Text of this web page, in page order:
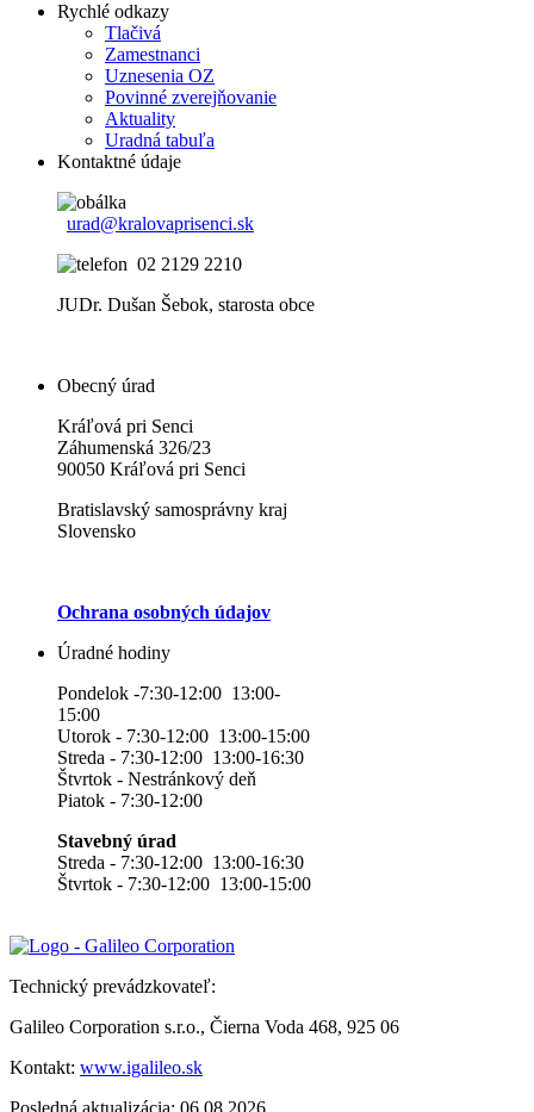
Rychlé odkazy
Tlačivá
Zamestnanci
Uznesenia OZ
Povinné zverejňovanie
Aktuality
Uradná tabuľa
Kontaktné údaje
urad@kralovaprisenci.sk
02 2129 2210
JUDr. Dušan Šebok, starosta obce
Obecný úrad
Kráľová pri Senci
Záhumenská 326/23
90050 Kráľová pri Senci
Bratislavský samosprávny kraj
Slovensko
Ochrana osobných údajov
Úradné hodiny
Pondelok -7:30-12:00 13:00-
15:00
Utorok - 7:30-12:00 13:00-15:00
Streda - 7:30-12:00 13:00-16:30
Štvrtok - Nestránkový deň
Piatok - 7:30-12:00
Stavebný úrad
Streda - 7:30-12:00 13:00-16:30
Štvrtok - 7:30-12:00 13:00-15:00
Technický prevádzkovateľ:
Galileo Corporation s.r.o., Čierna Voda 468, 925 06
Kontakt: www.igalileo.sk